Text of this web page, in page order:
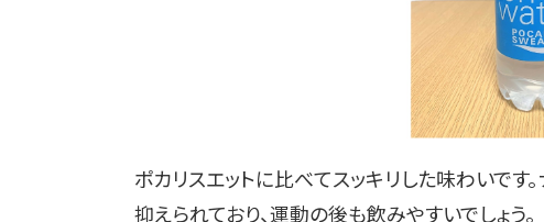
ポカリスエットに比べてスッキリした味わいです
抑えられており、運動の後も飲みやすいでしょう。